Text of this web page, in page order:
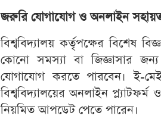
জরুরি যোগাযোগ ও অনলাইন
বিশ্ববিদ্যালয় কর্তৃপক্ষের বিশেষ
কোনো সমস্যা বা জিজ্ঞাসার জন্য
যোগাযোগ করতে পারবেন। ই-
বিশ্ববিদ্যালয়ের অনলাইন
নিয়মিত আপডেট পেতে পারেন।